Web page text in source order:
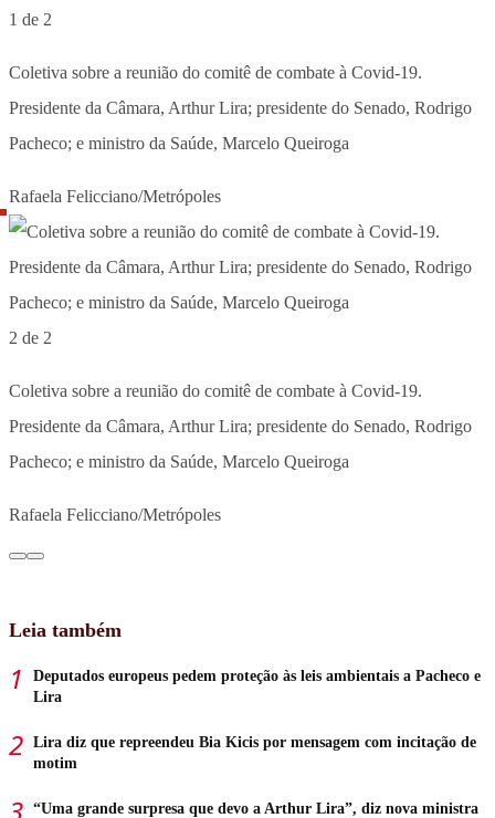
1 de 2
Coletiva sobre a reunião do comitê de combate à Covid-19.
Presidente da Câmara, Arthur Lira; presidente do Senado, Rodrigo
Pacheco; e ministro da Saúde, Marcelo Queiroga
Rafaela Felicciano/Metrópoles
2 de 2
Coletiva sobre a reunião do comitê de combate à Covid-19.
Presidente da Câmara, Arthur Lira; presidente do Senado, Rodrigo
Pacheco; e ministro da Saúde, Marcelo Queiroga
Rafaela Felicciano/Metrópoles
Leia também
Deputados europeus pedem proteção às leis ambientais a Pacheco e
Lira
Lira diz que repreendeu Bia Kicis por mensagem com incitação de
motim
“Uma grande surpresa que devo a Arthur Lira”, diz nova ministra